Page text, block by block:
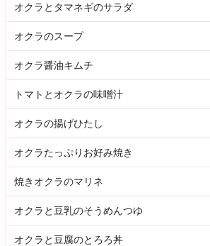
オクラとタマネギのサラダ
オクラのスープ
オクラ醤油キムチ
トマトとオクラの味噌汁
オクラの揚げひたし
オクラたっぷりお好み焼き
焼きオクラのマリネ
オクラと豆乳のそうめんつゆ
オクラと豆腐のとろろ丼